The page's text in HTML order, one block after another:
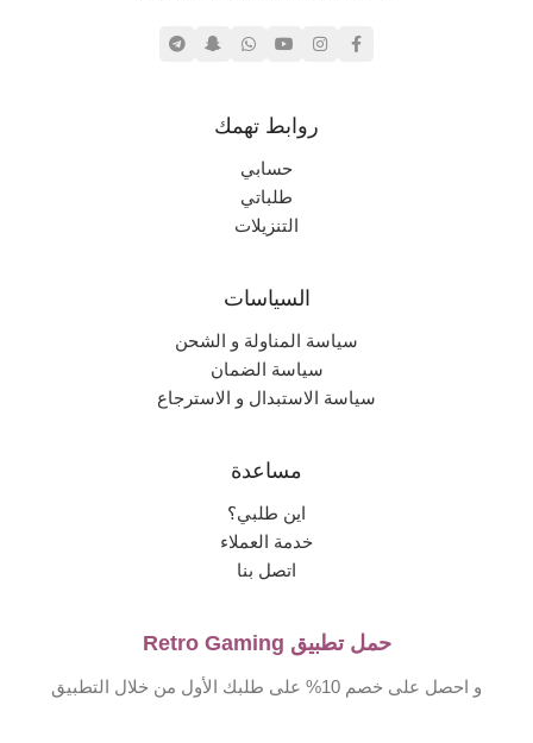
روابط تهمك
حسابي
طلباتي
التنزيلات
السياسات
سياسة المناولة و الشحن
سياسة الضمان
سياسة الاستبدال و الاسترجاع
مساعدة
اين طلبي؟
خدمة العملاء
اتصل بنا
حمل تطبيق Retro Gaming
و احصل على خصم 10% على طلبك الأول من خلال التطبيق